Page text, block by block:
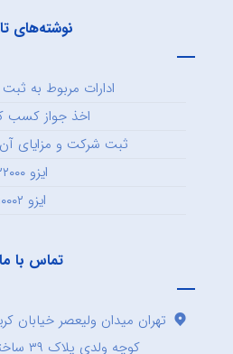
نوشته‌های
ادارات مربوط به
اخذ جواز کسب
ثبت شرکت و مزایای آن
ایزو ۲۲۰۰۰
ایزو ۱۰۰۰۲
تماس با ما
تهران میدان ولیعصر خیابان
کوچه ولدی پلاک ۳۹ ساختمان کریم خان